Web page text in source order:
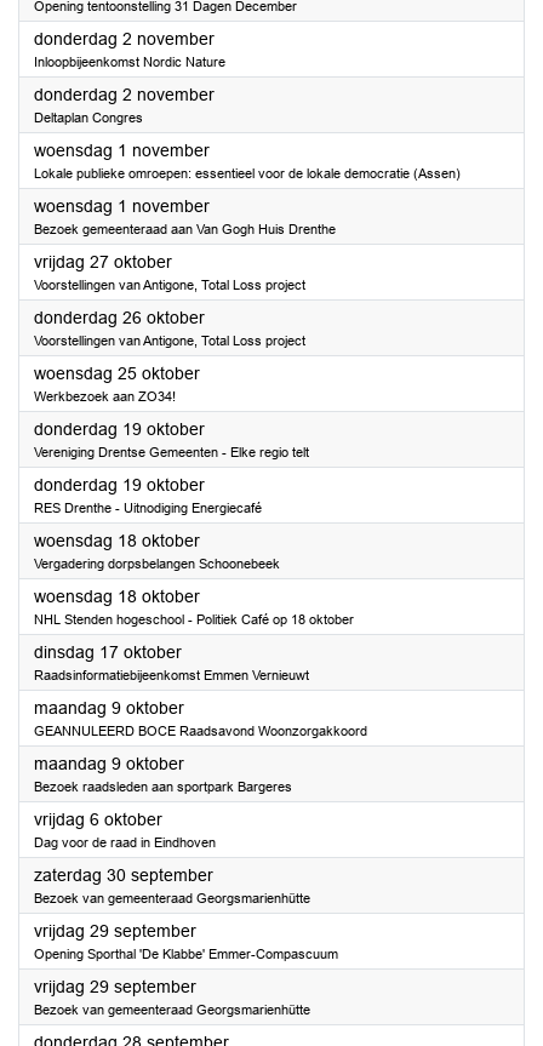
Opening tentoonstelling 31 Dagen December
donderdag 2 november2023
Inloopbijeenkomst Nordic Nature
donderdag 2 november2023
Deltaplan Congres
woensdag 1 november2023
Lokale publieke omroepen: essentieel voor de lokale democratie (Assen)
woensdag 1 november2023
Bezoek gemeenteraad aan Van Gogh Huis Drenthe
vrijdag 27 oktober2023
Voorstellingen van Antigone, Total Loss project
donderdag 26 oktober2023
Voorstellingen van Antigone, Total Loss project
woensdag 25 oktober2023
Werkbezoek aan ZO34!
donderdag 19 oktober2023
Vereniging Drentse Gemeenten - Elke regio telt
donderdag 19 oktober2023
RES Drenthe - Uitnodiging Energiecafé
woensdag 18 oktober2023
Vergadering dorpsbelangen Schoonebeek
woensdag 18 oktober2023
NHL Stenden hogeschool - Politiek Café op 18 oktober
dinsdag 17 oktober2023
Raadsinformatiebijeenkomst Emmen Vernieuwt
maandag 9 oktober2023
GEANNULEERD BOCE Raadsavond Woonzorgakkoord
maandag 9 oktober2023
Bezoek raadsleden aan sportpark Bargeres
vrijdag 6 oktober2023
Dag voor de raad in Eindhoven
zaterdag 30 september2023
Bezoek van gemeenteraad Georgsmarienhütte
vrijdag 29 september2023
Opening Sporthal 'De Klabbe' Emmer-Compascuum
vrijdag 29 september2023
Bezoek van gemeenteraad Georgsmarienhütte
2023